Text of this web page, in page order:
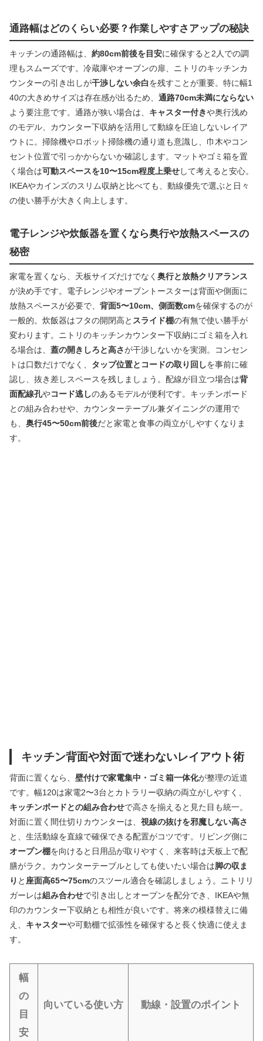
通路幅はどのくらい必要？作業しやすさアップの秘訣
キッチンの通路幅は、 約80cm前後を目安に確保すると2人での調
理もスムーズです。冷蔵庫やオーブンの扉、ニトリのキッチンカ
ウンターの引き出しが干渉しない余白を残すことが重要。特に幅1
40の大きめサイズは存在感が出るため、 通路70cm未満にならない
よう要注意です。通路が狭い場合は、 キャスター付きや奥行浅め
のモデル、カウンター下収納を活用して動線を圧迫しないレイア
ウトに。掃除機やロボット掃除機の通り道も意識し、巾木やコン
セント位置で引っかからないか確認します。マットやゴミ箱を置
く場合は可動スペースを10〜15cm程度上乗せして考えると安心。
IKEAやカインズのスリム収納と比べても、動線優先で選ぶと日々
の使い勝手が大きく向上します。
電子レンジや炊飯器を置くなら奥行や放熱スペースの
秘密
家電を置くなら、天板サイズだけでなく 奥行と放熱クリアランス
が決め手です。電子レンジやオーブントースターは背面や側面に
放熱スペースが必要で、 背面5〜10cm、側面数cmを確保するのが
一般的。炊飯器はフタの開閉高と スライド棚の有無で使い勝手が
変わります。ニトリのキッチンカウンター下収納にゴミ箱を入れ
る場合は、 蓋の開きしろと高さが干渉しないかを実測。コンセン
トは口数だけでなく、 タップ位置とコードの取り回しを事前に確
認し、抜き差しスペースを残しましょう。配線が目立つ場合は背
面配線孔やコード逃しのあるモデルが便利です。キッチンボード
との組み合わせや、カウンターテーブル兼ダイニングの運用で
も、 奥行45〜50cm前後だと家電と食事の両立がしやすくなりま
す。
キッチン背面や対面で迷わないレイアウト術
背面に置くなら、 壁付けで家電集中・ゴミ箱一体化が整理の近道
です。幅120は家電2〜3台とカトラリー収納の両立がしやすく、
キッチンボードとの組み合わせで高さを揃えると見た目も統一。
対面に置く間仕切りカウンターは、 視線の抜けを邪魔しない高さ
と、生活動線を直線で確保できる配置がコツです。リビング側に
オープン棚を向けると日用品が取りやすく、来客時は天板上で配
膳がラク。カウンターテーブルとしても使いたい場合は脚の収ま
り と 座面高65〜75cmのスツール適合を確認しましょう。ニトリリ
ガーレは組み合わせで引き出しとオープンを配分でき、IKEAや無
印のカウンター下収納とも相性が良いです。将来の模様替えに備
え、 キャスターや可動棚で拡張性を確保すると長く快適に使えま
す。
幅
の
目
安
向いている使い方 動線・設置のポイント